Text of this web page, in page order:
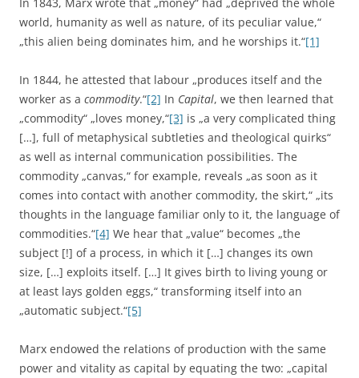
world, humanity as well as nature, of its peculiar value,“
„this alien being dominates him, and he worships it.“[1]
In 1844, he attested that labour „produces itself and the
worker as a commodity.“[2] In Capital, we then learned that
„commodity“ „loves money,“[3] is „a very complicated thing
[…], full of metaphysical subtleties and theological quirks“
as well as internal communication possibilities. The
commodity „canvas,“ for example, reveals „as soon as it
comes into contact with another commodity, the skirt,“ „its
thoughts in the language familiar only to it, the language of
commodities.“[4] We hear that „value“ becomes „the
subject [!] of a process, in which it […] changes its own
size, […] exploits itself. […] It gives birth to living young or
at least lays golden eggs,“ transforming itself into an
„automatic subject.“[5]
Marx endowed the relations of production with the same
power and vitality as capital by equating the two: „capital